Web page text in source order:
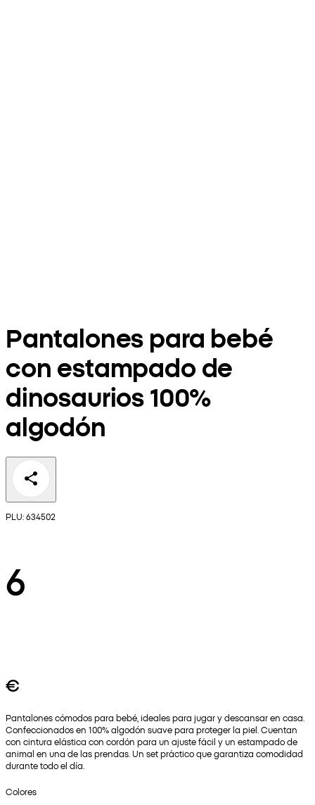
Pantalones para bebé
con estampado de
dinosaurios 100%
algodón
PLU: 634502
6
€
Pantalones cómodos para bebé, ideales para jugar y descansar en casa.
Confeccionados en 100% algodón suave para proteger la piel. Cuentan
con cintura elástica con cordón para un ajuste fácil y un estampado de
animal en una de las prendas. Un set práctico que garantiza comodidad
durante todo el día.
Colores